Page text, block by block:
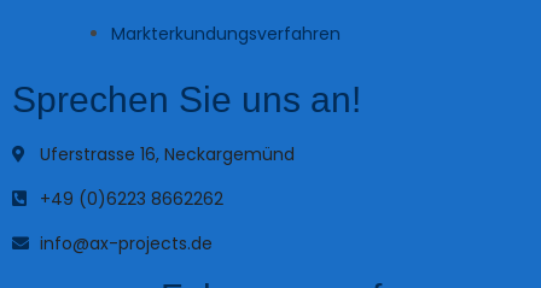
Markterkundungsverfahren
Sprechen Sie uns an!
Uferstrasse 16, Neckargemünd
+49 (0)6223 8662262
info@ax-projects.de